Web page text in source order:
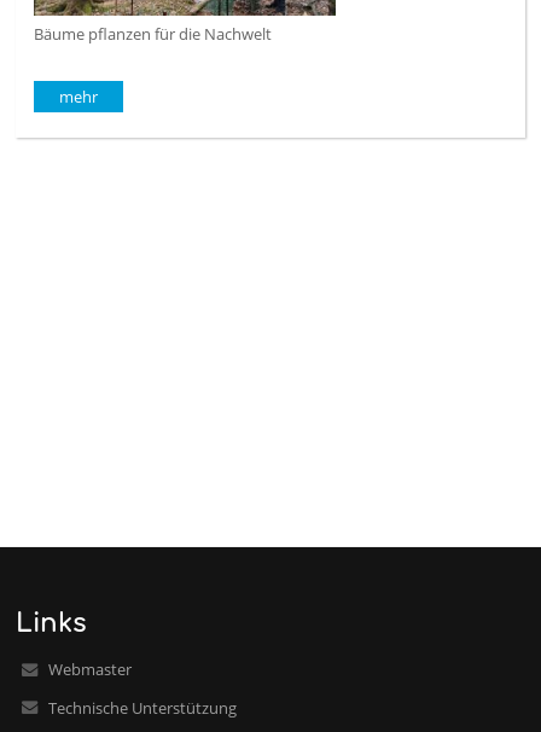
Bäume pflanzen für die Nachwelt
mehr
Links
Webmaster
Technische Unterstützung